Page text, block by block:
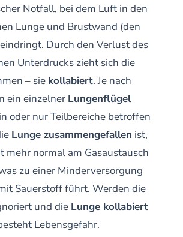
Notfall, bei dem Luft in den
Lunge und Brustwand (den
Durch den Verlust des
Unterdrucks zieht sich die
– sie kollabiert. Je nach
ein einzelner Lungenflügel
oder nur Teilbereiche betroffen
Lunge zusammengefallen ist,
mehr normal am Gasaustausch
zu einer Minderversorgung
Sauerstoff führt. Werden die
und die Lunge kollabiert
Lebensgefahr.